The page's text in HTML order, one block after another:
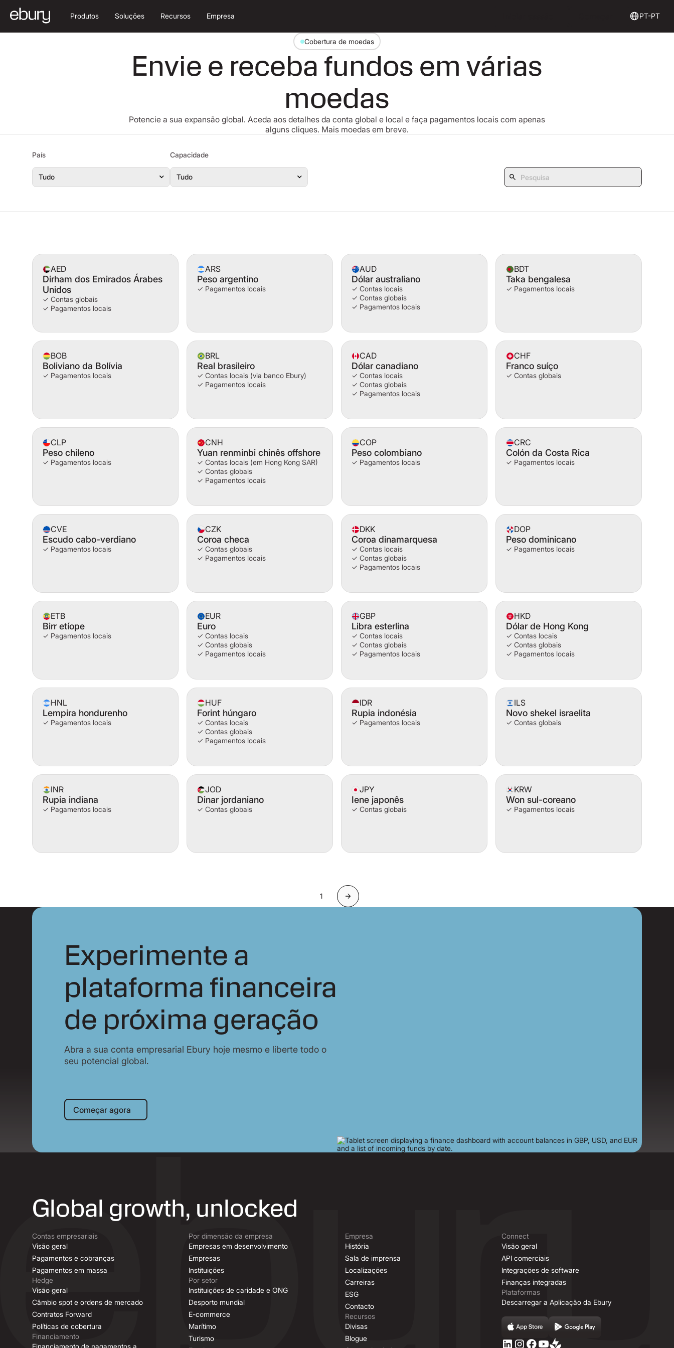
Produtos Soluções Recursos Empresa PT-PT
Cobertura de moedas
Envie e receba fundos em várias
moedas
Potencie a sua expansão global. Aceda aos detalhes da conta global e local e faça pagamentos locais com apenas
alguns cliques. Mais moedas em breve.
País Capacidade
AED
Dirham dos Emirados Árabes
Unidos
✓ Contas globais
✓ Pagamentos locais
ARS
Peso argentino
✓ Pagamentos locais
AUD
Dólar australiano
✓ Contas locais
✓ Contas globais
✓ Pagamentos locais
BDT
Taka bengalesa
✓ Pagamentos locais
BOB
Boliviano da Bolívia
✓ Pagamentos locais
BRL
Real brasileiro
✓ Contas locais (via banco Ebury)
✓ Pagamentos locais
CAD
Dólar canadiano
✓ Contas locais
✓ Contas globais
✓ Pagamentos locais
CHF
Franco suíço
✓ Contas globais
CLP
Peso chileno
✓ Pagamentos locais
CNH
Yuan renminbi chinês offshore
✓ Contas locais (em Hong Kong SAR)
✓ Contas globais
✓ Pagamentos locais
COP
Peso colombiano
✓ Pagamentos locais
CRC
Colón da Costa Rica
✓ Pagamentos locais
CVE
Escudo cabo-verdiano
✓ Pagamentos locais
CZK
Coroa checa
✓ Contas globais
✓ Pagamentos locais
DKK
Coroa dinamarquesa
✓ Contas locais
✓ Contas globais
✓ Pagamentos locais
DOP
Peso dominicano
✓ Pagamentos locais
ETB
Birr etíope
✓ Pagamentos locais
EUR
Euro
✓ Contas locais
✓ Contas globais
✓ Pagamentos locais
GBP
Libra esterlina
✓ Contas locais
✓ Contas globais
✓ Pagamentos locais
HKD
Dólar de Hong Kong
✓ Contas locais
✓ Contas globais
✓ Pagamentos locais
HNL
Lempira hondurenho
✓ Pagamentos locais
HUF
Forint húngaro
✓ Contas locais
✓ Contas globais
✓ Pagamentos locais
IDR
Rupia indonésia
✓ Pagamentos locais
ILS
Novo shekel israelita
✓ Contas globais
INR
Rupia indiana
✓ Pagamentos locais
JOD
Dinar jordaniano
✓ Contas globais
JPY
Iene japonês
✓ Contas globais
KRW
Won sul-coreano
✓ Pagamentos locais
1 Seguinte
Experimente a
plataforma financeira
de próxima geração
Abra a sua conta empresarial Ebury hoje mesmo e liberte todo o
seu potencial global.
Começar agora
Começar agora
Global growth, unlocked
Contas empresariais
Visão geral
Pagamentos e cobranças
Pagamentos em massa
Hedge
Visão geral
Câmbio spot e ordens de mercado
Contratos Forward
Políticas de cobertura
Financiamento
Financiamento de pagamentos a
Por dimensão da empresa
Empresas em desenvolvimento
Empresas
Instituições
Por setor
Instituições de caridade e ONG
Desporto mundial
E-commerce
Marítimo
Turismo
Empresa
História
Sala de imprensa
Localizações
Carreiras
ESG
Contacto
Recursos
Divisas
Blogue
Connect
Visão geral
API comerciais
Integrações de software
Finanças integradas
Plataformas
Descarregar a Aplicação da Ebury